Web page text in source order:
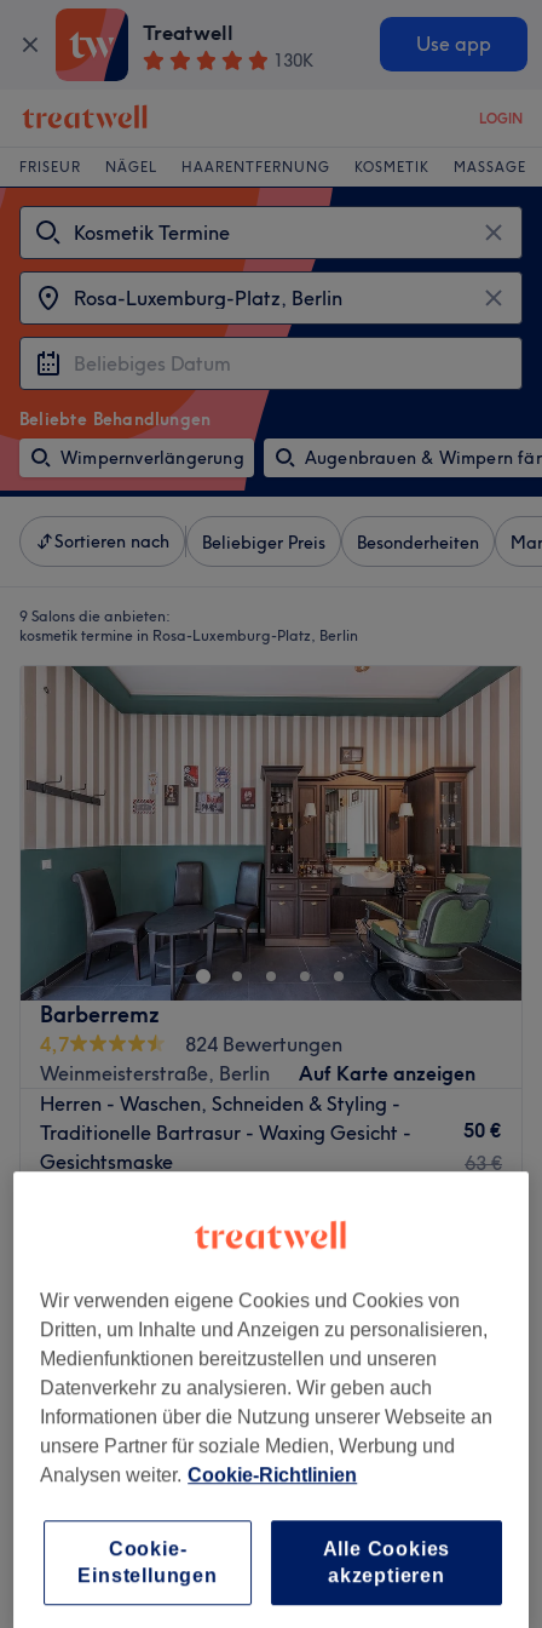
Treatwell
130K
Use app
LOGIN
FRISEUR NÄGEL HAARENTFERNUNG KOSMETIK MASSAGE
Beliebte Behandlungen
Wimpernverlängerung
Augenbrauen & Wimpern
Sortieren nach Beliebiger Preis Besonderheiten
9 Salons die anbieten:
kosmetik termine in Rosa-Luxemburg-Platz, Berlin
Barberremz
4,7
824 Bewertungen
Weinmeisterstraße, Berlin
Auf Karte anzeigen
Herren - Waschen, Schneiden & Styling -
Traditionelle Bartrasur - Waxing Gesicht -
Gesichtsmaske
50 €
63 €
Herren - Waschen, Schneiden & Styling -
Herren Gesichtsreinigung - Gesichtsmaske
1 Std. 30 Min.
Augenbrauen zupfen
15 Min.
Schnellansicht Saloninfos
Montag
Dienstag
10:00–20:00
Mittwoch
10:00–20:00
Donnerstag
10:00–20:00
Freitag
10:00–20:00
Wir verwenden eigene Cookies und Cookies von
Dritten, um Inhalte und Anzeigen zu personalisieren,
Medienfunktionen bereitzustellen und unseren
Datenverkehr zu analysieren. Wir geben auch
Informationen über die Nutzung unserer Webseite an
unsere Partner für soziale Medien, Werbung und
Analysen weiter. Cookie-Richtlinien
Cookie-
Einstellungen
Alle Cookies
akzeptieren